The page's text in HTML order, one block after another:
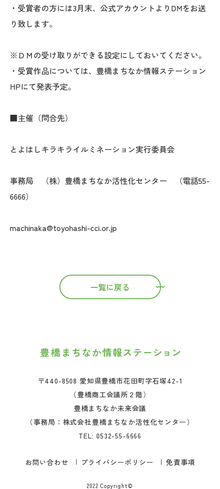
・受賞者の方には3月末、公式アカウントよりDMをお送
り致します。
※ＤＭの受け取りができる設定にしておいてください。
・受賞作品については、豊橋まちなか情報ステーション
HPにて発表予定。
■主催（問合先）
とよはしキラキライルミネーション実行委員会
事務局 （株）豊橋まちなか活性化センター （電話55-
6666）
machinaka@toyohashi-cci.or.jp
一覧に戻る
〒440-8508 愛知県豊橋市花田町字石塚42-1
（豊橋商工会議所２階）
豊橋まちなか未来会議
（事務局：株式会社豊橋まちなか活性化センター）
TEL:0532-55-6666
お問い合わせ プライバシーポリシー 免責事項
2022 Copyright©